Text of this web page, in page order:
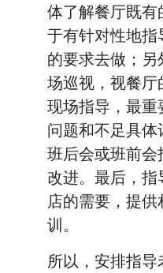
体了解餐厅既
于有针对性地
的要求去做；
场巡视，视餐
现场指导，最
问题和不足具
班后会或班前
改进。最后，
店的需要，提
训。
所以，安排指导